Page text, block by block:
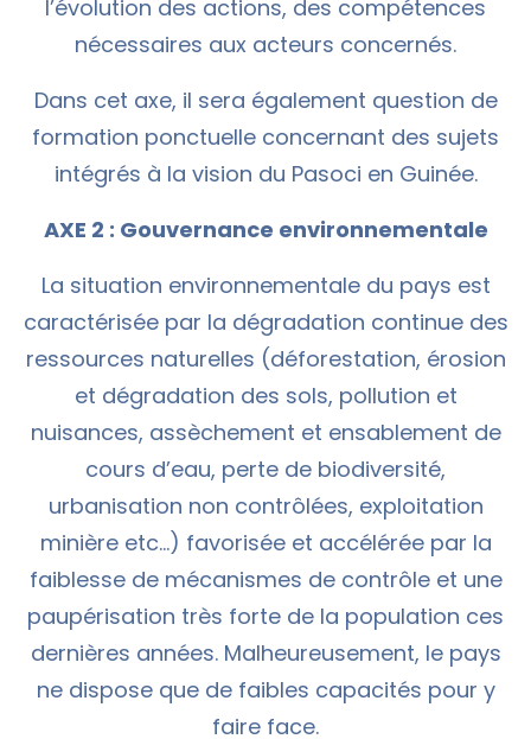
l’évolution des actions, des compétences
nécessaires aux acteurs concernés.
Dans cet axe, il sera également question de
formation ponctuelle concernant des sujets
intégrés à la vision du Pasoci en Guinée.
AXE 2 : Gouvernance environnementale
La situation environnementale du pays est
caractérisée par la dégradation continue des
ressources naturelles (déforestation, érosion
et dégradation des sols, pollution et
nuisances, assèchement et ensablement de
cours d’eau, perte de biodiversité,
urbanisation non contrôlées, exploitation
minière etc…) favorisée et accélérée par la
faiblesse de mécanismes de contrôle et une
paupérisation très forte de la population ces
dernières années. Malheureusement, le pays
ne dispose que de faibles capacités pour y
faire face.